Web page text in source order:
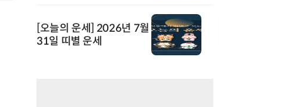
[오늘의 운세] 2026년 7월
31일 띠별 운세